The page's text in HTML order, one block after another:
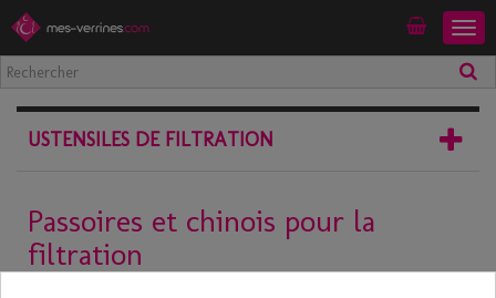
Mon compte
USTENSILES DE FILTRATION
Passoires et chinois pour la
filtration